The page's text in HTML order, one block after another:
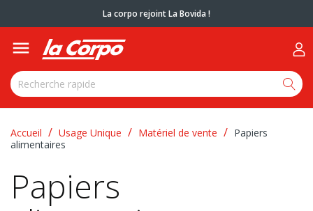
La corpo rejoint La Bovida !

Accueil Usage Unique Matériel de vente
Papiers
alimentaires
Papiers